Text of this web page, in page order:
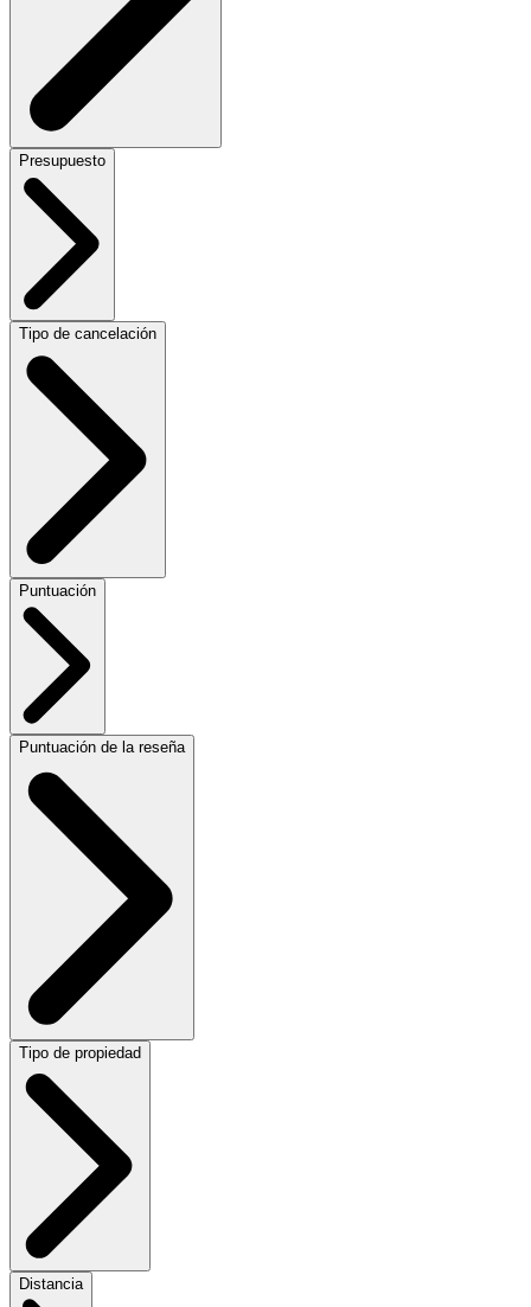
Presupuesto
Tipo de cancelación
Puntuación
Puntuación de la reseña
Tipo de propiedad
Distancia